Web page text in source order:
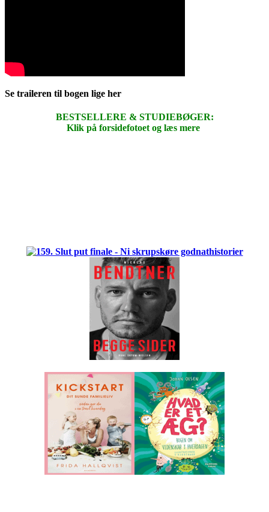
Se traileren til bogen lige her
BESTSELLERE & STUDIEBØGER:
Klik på forsidefotoet og læs mere